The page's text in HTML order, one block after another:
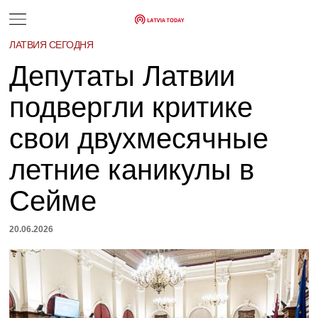
ЛАТВИЯ СЕГОДНЯ
Депутаты Латвии
подвергли критике
свои двухмесячные
летние каникулы в
Сейме
20.06.2026